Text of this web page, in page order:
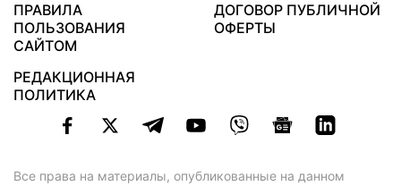
ПРАВИЛА
ПОЛЬЗОВАНИЯ
САЙТОМ
ДОГОВОР ПУБЛИЧНОЙ
ОФЕРТЫ
РЕДАКЦИОННАЯ
ПОЛИТИКА
Все права на материалы, опубликованные на данном